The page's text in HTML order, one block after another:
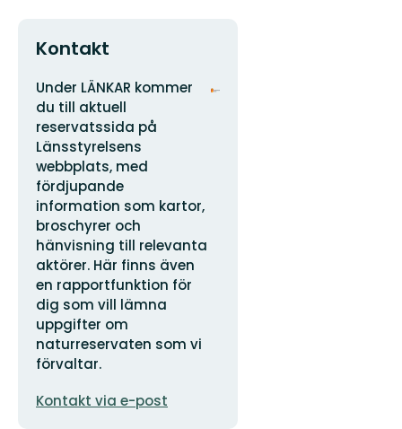
Kontakt
Adress
Under LÄNKAR kommer
du till aktuell
reservatssida på
Länsstyrelsens
webbplats, med
fördjupande
information som kartor,
broschyrer och
hänvisning till relevanta
aktörer. Här finns även
en rapportfunktion för
dig som vill lämna
uppgifter om
naturreservaten som vi
förvaltar.
postadress
Kontakt via e-post
Organisationens